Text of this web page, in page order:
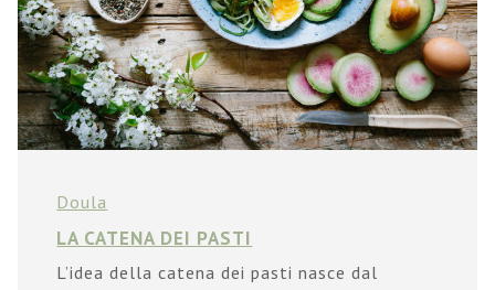
Doula
LA CATENA DEI PASTI
L’idea della catena dei pasti nasce dal